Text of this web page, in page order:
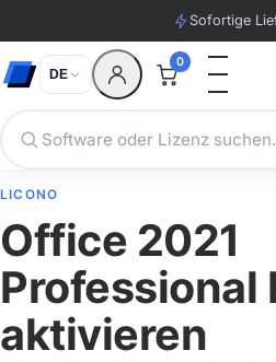
Sofortige
DE
0
LICONO
Office 2021
Professional
aktivieren